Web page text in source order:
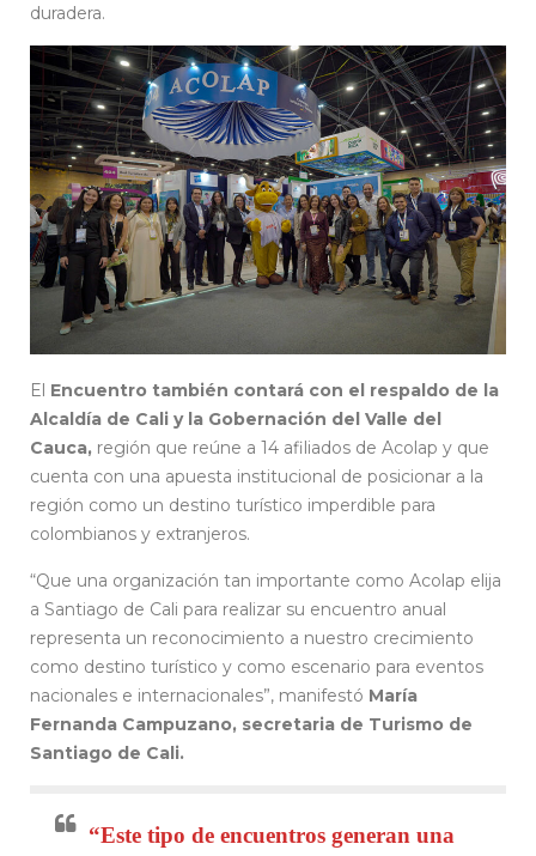
duradera.
El Encuentro también contará con el respaldo de la
Alcaldía de Cali y la Gobernación del Valle del
Cauca, región que reúne a 14 afiliados de Acolap y que
cuenta con una apuesta institucional de posicionar a la
región como un destino turístico imperdible para
colombianos y extranjeros.
“Que una organización tan importante como Acolap elija
a Santiago de Cali para realizar su encuentro anual
representa un reconocimiento a nuestro crecimiento
como destino turístico y como escenario para eventos
nacionales e internacionales”, manifestó María
Fernanda Campuzano, secretaria de Turismo de
Santiago de Cali.
“Este tipo de encuentros generan una